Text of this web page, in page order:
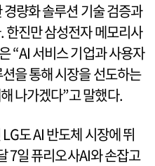
량화 솔루션 기술 검증과
한진만 삼성전자 메모리사
“AI 서비스 기업과 사용자
을 통해 시장을 선도하는
나가겠다”고 말했다.
도 AI 반도체 시장에 뛰
7일 퓨리오사AI와 손잡고